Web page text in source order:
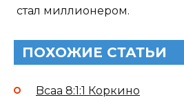
стал миллионером.
ПОХОЖИЕ СТАТЬИ
Bcaa 8:1:1 Коркино